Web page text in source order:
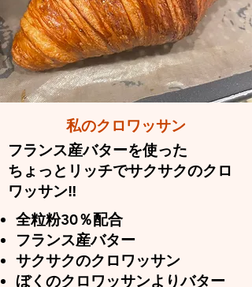
​私のクロワッサン
フランス産バターを使った
ちょっとリッチでサクサクのクロ
ワッサン‼
全粒粉30％配合
フランス産バター
​サクサクのクロワッサン
​ぼくのクロワッサンよりバター